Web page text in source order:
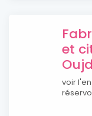
et
voir